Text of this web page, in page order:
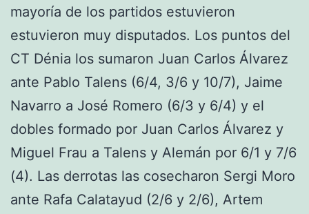
mayoría de los partidos estuvieron
estuvieron muy disputados. Los puntos del
CT Dénia los sumaron Juan Carlos Álvarez
ante Pablo Talens (6/4, 3/6 y 10/7), Jaime
Navarro a José Romero (6/3 y 6/4) y el
dobles formado por Juan Carlos Álvarez y
Miguel Frau a Talens y Alemán por 6/1 y 7/6
(4). Las derrotas las cosecharon Sergi Moro
ante Rafa Calatayud (2/6 y 2/6), Artem